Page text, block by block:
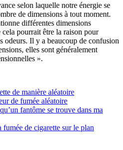
selon laquelle notre énergie se
de dimensions à tout moment.
différentes dimensions
pourrait être la raison pour
odeurs. Il y a beaucoup de confusion
elles sont généralement
».
de manière aléatoire
de fumée aléatoire
fantôme se trouve dans ma
fumée de cigarette sur le plan